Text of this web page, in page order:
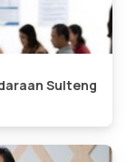
Sulteng